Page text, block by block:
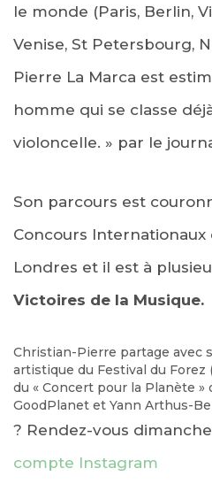
le monde (Paris, Berlin,
Venise, St Petersbourg,
Pierre La Marca est
homme qui se classe
violoncelle. » par le
Son parcours est
Concours Internationaux
Londres et il est à
Victoires de la Musique.
Christian-Pierre partage avec
artistique du Festival du Forez
du « Concert pour la Planète »
GoodPlanet et Yann Arthus-
? Rendez-vous
compte Instagram